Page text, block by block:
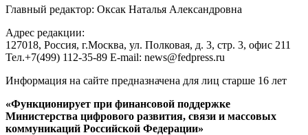
Главный редактор: Оксак Наталья Александровна
Адрес редакции:
127018, Россия, г.Москва, ул. Полковая, д. 3, стр. 3, офис 211
Тел.+7(499) 112-35-89 E-mail: news@fedpress.ru
Информация на сайте предназначена для лиц старше 16 лет
«Функционирует при финансовой поддержке
Министерства цифрового развития, связи и массовых
коммуникаций Российской Федерации»